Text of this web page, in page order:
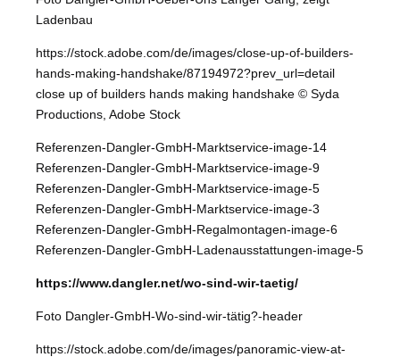
Ladenbau
https://stock.adobe.com/de/images/close-up-of-builders-
hands-making-handshake/87194972?prev_url=detail
close up of builders hands making handshake © Syda
Productions, Adobe Stock
Referenzen-Dangler-GmbH-Marktservice-image-14
Referenzen-Dangler-GmbH-Marktservice-image-9
Referenzen-Dangler-GmbH-Marktservice-image-5
Referenzen-Dangler-GmbH-Marktservice-image-3
Referenzen-Dangler-GmbH-Regalmontagen-image-6
Referenzen-Dangler-GmbH-Ladenausstattungen-image-5
https://www.dangler.net/wo-sind-wir-taetig/
Foto Dangler-GmbH-Wo-sind-wir-tätig?-header
https://stock.adobe.com/de/images/panoramic-view-at-